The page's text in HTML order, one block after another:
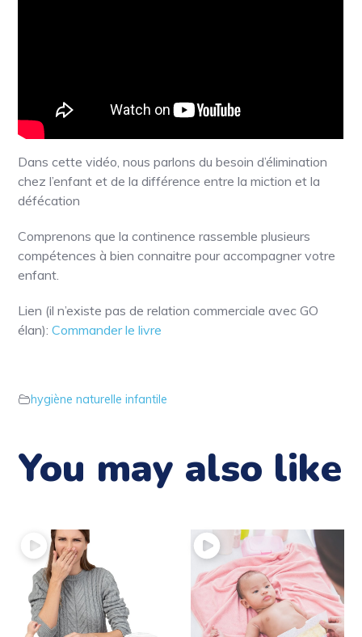
Dans cette vidéo, nous parlons du besoin d’élimination
chez l’enfant et de la différence entre la miction et la
défécation
Comprenons que la continence rassemble plusieurs
compétences à bien connaitre pour accompagner votre
enfant.
Lien (il n’existe pas de relation commerciale avec GO
élan):Commander le livre
hygiène naturelle infantile
You may also like
9 – HNI : quand faut il
8 – HNI : Les outils